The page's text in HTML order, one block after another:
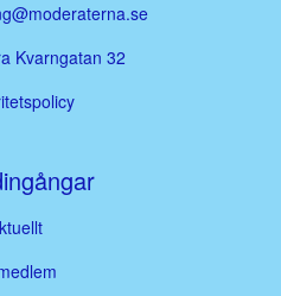
Kvarngatan 32